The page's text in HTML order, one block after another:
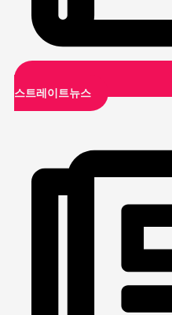
스트레이트뉴스